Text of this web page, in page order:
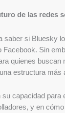
de las redes
saber si Bluesky
Facebook. Sin
quienes buscan
estructura más
su capacidad para
y en